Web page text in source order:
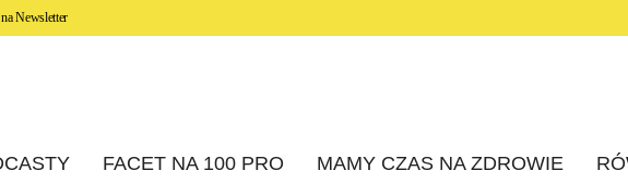
Newsletter
FACET NA 100 PRO MAMY CZAS NA ZDROWIE